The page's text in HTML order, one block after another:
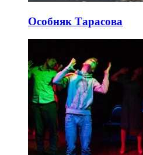
Особняк Тарасова